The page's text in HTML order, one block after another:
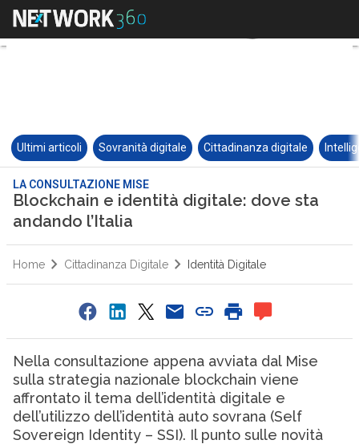
Ultimi articoli Sovranità digitale Cittadinanza digitale
LA CONSULTAZIONE MISE
Blockchain e identità digitale: dove sta
andando l’Italia
Home Cittadinanza Digitale Identità Digitale
Nella consultazione appena avviata dal Mise
sulla strategia nazionale blockchain viene
affrontato il tema dell’identità digitale e
dell’utilizzo dell’identità auto sovrana (Self
Sovereign Identity – SSI). Il punto sulle novità